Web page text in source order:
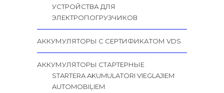
УСТРОЙСТВА ДЛЯ
ЭЛЕКТРОПОГРУЗЧИКОВ
АККУМУЛЯТОРЫ С СЕРТИФИКАТОМ VDS
АККУМУЛЯТОРЫ СТАРТЕРНЫЕ
STARTERA AKUMULATORI VIEGLAJIEM
AUTOMOBIĻIEM